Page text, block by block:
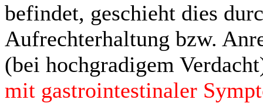
befindet, geschieht dies
Aufrechterhaltung bzw.
(bei hochgradigem
mit gastrointestinaler